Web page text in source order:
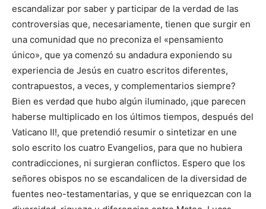
escandalizar por saber y participar de la verdad de las
controversias que, necesariamente, tienen que surgir en
una comunidad que no preconiza el «pensamiento
único», que ya comenzó su andadura exponiendo su
experiencia de Jesús en cuatro escritos diferentes,
contrapuestos, a veces, y complementarios siempre?
Bien es verdad que hubo algún iluminado, ¡que parecen
haberse multiplicado en los últimos tiempos, después del
Vaticano II!, que pretendió resumir o sintetizar en une
solo escrito los cuatro Evangelios, para que no hubiera
contradicciones, ni surgieran conflictos. Espero que los
señores obispos no se escandalicen de la diversidad de
fuentes neo-testamentarias, y que se enriquezcan con la